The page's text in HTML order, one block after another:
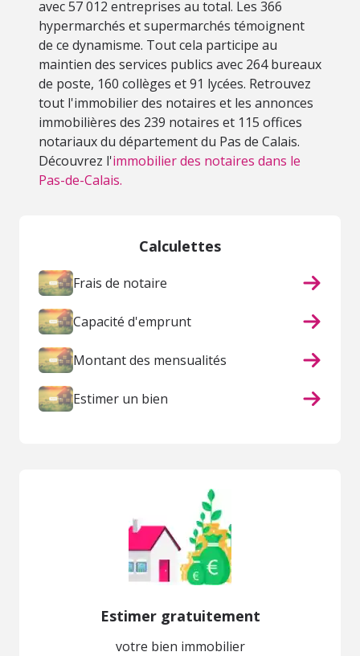
avec 57 012 entreprises au total. Les 366
hypermarchés et supermarchés témoignent
de ce dynamisme. Tout cela participe au
maintien des services publics avec 264 bureaux
de poste, 160 collèges et 91 lycées. Retrouvez
tout l'immobilier des notaires et les annonces
immobilières des 239 notaires et 115 offices
notariaux du département du Pas de Calais.
Découvrez l'immobilier des notaires dans le
Pas-de-Calais.
Calculettes
Frais de notaire
Capacité d'emprunt
Montant des mensualités
Estimer un bien
Estimer gratuitement
votre bien immobilier